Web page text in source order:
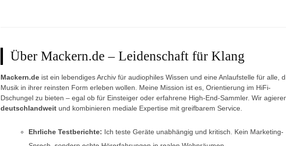
Über Mackern.de – Leidenschaft für Klang
Mackern.deist ein lebendiges Archiv für audiophiles Wissen und eine Anlaufstelle für alle,
Musik in ihrer reinsten Form erleben wollen. Meine Mission ist es, Orientierung im HiFi-
Dschungel zu bieten – egal ob für Einsteiger oder erfahrene High-End-Sammler. Wir
deutschlandweitund kombinieren mediale Expertise mit greifbarem Service.
Ehrliche Testberichte: Ich teste Geräte unabhängig und kritisch. Kein Marketing-